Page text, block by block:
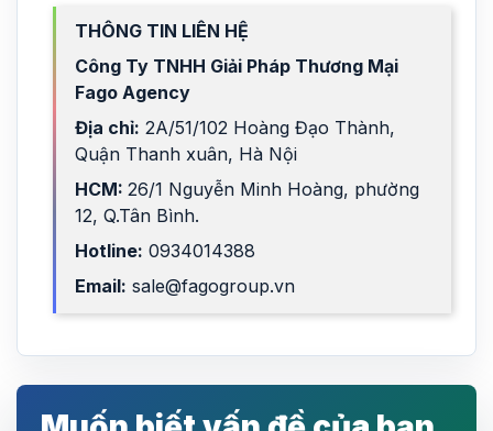
THÔNG TIN LIÊN HỆ
Công Ty TNHH Giải Pháp Thương Mại
Fago Agency
Địa chỉ: 2A/51/102 Hoàng Đạo Thành,
Quận Thanh xuân, Hà Nội
HCM: 26/1 Nguyễn Minh Hoàng, phường
12, Q.Tân Bình.
Hotline: 0934014388
Email: sale@fagogroup.vn